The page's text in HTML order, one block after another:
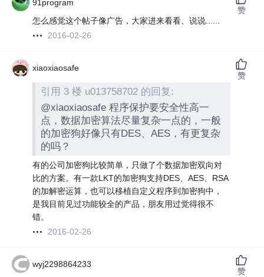
91program
怎么感觉这个帖子像广告，大家进来看看、说说......
2016-02-26
赞
xiaoxiaosafe
引用 3 楼 u013758702 的回复:
@xiaoxiaosafe 程序保护要安全性高一
点，数据加密算法尽量复杂一点的，一般
的加密狗好像只有DES、AES，有更复杂
的吗？
有的公司加密狗比较简单，只做了个数据加密双向对
比的方案。有一款LKT的加密狗支持DES、AES、RSA
的加解密运算，也可以移植自定义程序到加密狗中，
是我目前见过功能较全的产品，朋友用过觉得很不
错。
2016-02-26
赞
wyj2298864233
赞